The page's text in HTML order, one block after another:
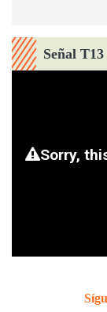
Señal